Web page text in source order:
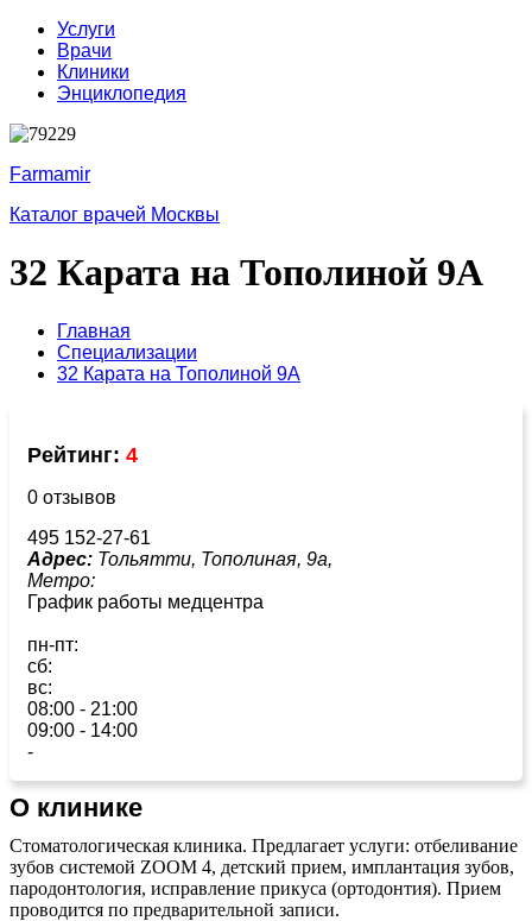
Услуги
Врачи
Клиники
Энциклопедия
Farmamir
Каталог врачей Москвы
32 Карата на Тополиной 9А
Главная
Специализации
32 Карата на Тополиной 9А
Рейтинг: 4
0 отзывов
495 152-27-61
Адрес: Тольятти, Тополиная, 9а,
Метро:
График работы медцентра
пн-пт:
сб:
вс:
08:00 - 21:00
09:00 - 14:00
-
О клинике
Стоматологическая клиника. Предлагает услуги: отбеливание
зубов системой ZOOM 4, детский прием, имплантация зубов,
пародонтология, исправление прикуса (ортодонтия). Прием
проводится по предварительной записи.